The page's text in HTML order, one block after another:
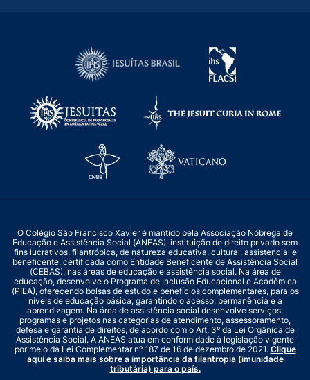
O Colégio São Francisco Xavier é mantido pela Associação Nóbrega de
Educação e Assistência Social (ANEAS), instituição de direito privado sem
fins lucrativos, filantrópica, de natureza educativa, cultural, assistencial e
beneficente, certificada como Entidade Beneficente de Assistência Social
(CEBAS), nas áreas de educação e assistência social. Na área de
educação, desenvolve o Programa de Inclusão Educacional e Acadêmica
(PIEA), oferecendo bolsas de estudo e benefícios complementares, para os
níveis de educação básica, garantindo o acesso, permanência e a
aprendizagem. Na área de assistência social desenvolve serviços,
programas e projetos nas categorias de atendimento, assessoramento,
defesa e garantia de direitos, de acordo com o Art. 3º da Lei Orgânica de
Assistência Social. A ANEAS atua em conformidade à legislação vigente
por meio da Lei Complementar nº 187 de 16 de dezembro de 2021. Clique
aqui e saiba mais sobre a importância da filantropia (imunidade
tributária) para o país.